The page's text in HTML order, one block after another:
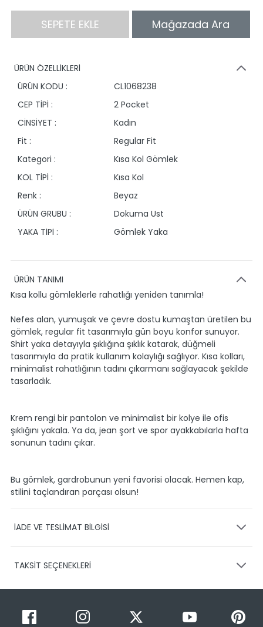
SEPETE EKLE Mağazada Ara
ÜRÜN ÖZELLİKLERİ
ÜRÜN KODU :
CL1068238
CEP TİPİ :
2 Pocket
CİNSİYET :
Kadın
Fit :
Regular Fit
Kategori :
Kısa Kol Gömlek
KOL TİPİ :
Kısa Kol
Renk :
Beyaz
ÜRÜN GRUBU :
Dokuma Ust
YAKA TİPİ :
Gömlek Yaka
ÜRÜN TANIMI
Kısa kollu gömleklerle rahatlığı yeniden tanımla!
Nefes alan, yumuşak ve çevre dostu kumaştan üretilen bu
gömlek, regular fit tasarımıyla gün boyu konfor sunuyor.
Shirt yaka detayıyla şıklığına şıklık katarak, düğmeli
tasarımıyla da pratik kullanım kolaylığı sağlıyor. Kısa kolları,
minimalist rahatlığının tadını çıkarmanı sağlayacak şekilde
tasarladık.
Krem rengi bir pantolon ve minimalist bir kolye ile ofis
şıklığını yakala. Ya da, jean şort ve spor ayakkabılarla hafta
sonunun tadını çıkar.
Bu gömlek, gardrobunun yeni favorisi olacak. Hemen kap,
stilini taçlandıran parçası olsun!
İADE VE TESLİMAT BİLGİSİ
Ürünlerinizin gönderimini anlaşmalı olduğumuz PTT,
1-3 iş günü içerisinde kargoya teslim edilir.
Siparişimin kargo takibini nasıl yapabilirim?
TAKSİT SEÇENEKLERİ
Taksit Sayısı Taksit Miktarı
Taksitli Tutar